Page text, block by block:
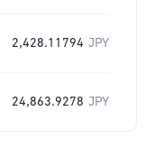
2,428.11794 JPY
24,863.9278 JPY